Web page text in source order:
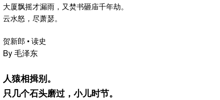
大厦飘摇才漏雨，又焚书砸庙千年劫。
云水怒，尽萧瑟。
贺新郎 • 读史
By 毛泽东
人猿相揖别。
只几个石头磨过，小儿时节。